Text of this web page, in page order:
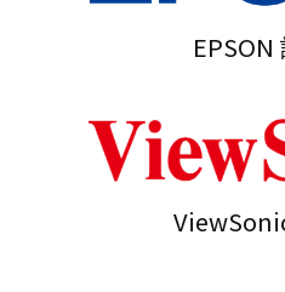
EPSON